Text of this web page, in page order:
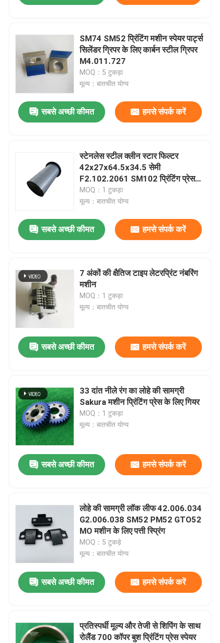
SM74 SM52 प्रिंटिंग मशीन स्पेयर पार्ट्स
सिलेंडर ग्रिपर के लिए कार्बन स्टील ग्रिपर
M4.011.727
MOQ：5 टुकड़ा
मूल्य：बातचीत योग्य
सबसे अच्छी कीमत हमसे संपर्क करें
स्टेनलेस स्टील क्लीन स्टार फिल्टर
42x27x64.5x34.5 सेमी
F2.102.2061 SM102 प्रिंटिंग प्रेस
स्पेयर पार्ट्स के लिए
MOQ：1 टुकड़ा
मूल्य：बातचीत योग्य
सबसे अच्छी कीमत हमसे संपर्क करें
7 अंकों की क्षैतिज टाइप लेटरप्रिंट नंबरिंग
मशीन
MOQ：1 टुकड़ा
मूल्य：बातचीत योग्य
सबसे अच्छी कीमत हमसे संपर्क करें
33 दांत नीले रंग का लोहे की सामग्री
Sakura मशीन प्रिंटिंग प्रेस के लिए गियर
MOQ：1 टुकड़ा
मूल्य：बातचीत योग्य
सबसे अच्छी कीमत हमसे संपर्क करें
लोहे की सामग्री लॉक लीफ 42.006.034
G2.006.038 SM52 PM52 GTO52
MO मशीन के लिए पत्ती स्प्रिंग
MOQ：5 टुकड़े
मूल्य：बातचीत योग्य
सबसे अच्छी कीमत हमसे संपर्क करें
प्रतिस्पर्धी मूल्य और तेजी से शिपिंग के साथ
रोलैंड 700 कॉपर बुश प्रिंटिंग प्रेस स्पेयर